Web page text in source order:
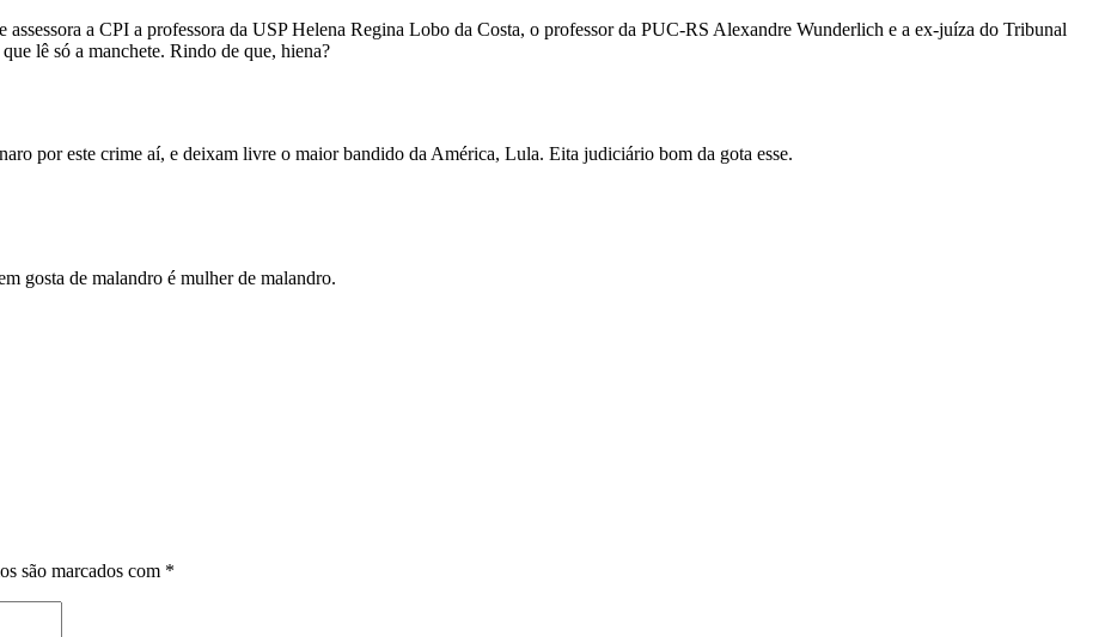
assessora a CPI a professora da USP Helena Regina Lobo da Costa, o professor da PUC-RS Alexandre Wunderlich e a ex-juíza do Tribunal
lê só a manchete. Rindo de que, hiena?
por este crime aí, e deixam livre o maior bandido da América, Lula. Eita judiciário bom da gota esse.
gosta de malandro é mulher de malandro.
são marcados com *